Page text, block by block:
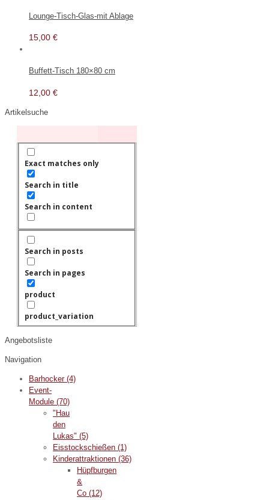
Lounge-Tisch-Glas-mit Ablage
15,00 €
Buffett-Tisch 180×80 cm
12,00 €
Artikelsuche
Exact matches only
Search in title
Search in content
Search in posts
Search in pages
product
product_variation
Angebotsliste
Navigation
Barhocker (4)
Event-
Module (70)
"Hau
den
Lukas" (5)
Eisstockschießen (1)
Kinderattraktionen (36)
Hüpfburgen
&
Co (12)